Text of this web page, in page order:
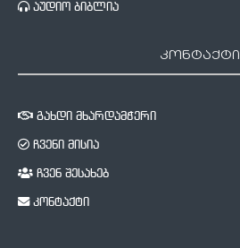
აუდიო ბიბლია
კონტაქტი
გახდი მხარდამჭერი
ჩვენი მისია
ჩვენ შესახებ
კონტაქტი